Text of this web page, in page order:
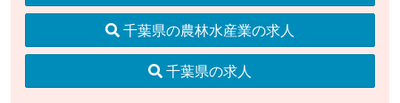
千葉県の農林水産業の求人
千葉県の求人